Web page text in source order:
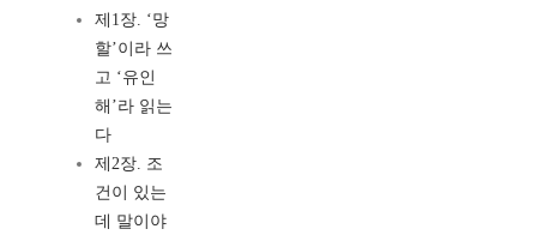
제1장. ‘망
할’이라 쓰
고 ‘유인
해’라 읽는
다
제2장. 조
건이 있는
데 말이야